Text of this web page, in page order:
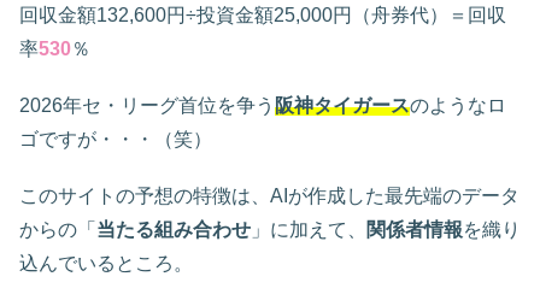
回収金額132,600円÷投資金額25,000円（舟券代）＝回収
率530％
2026年セ・リーグ首位を争う 阪神タイガースのようなロ
ゴですが・・・（笑）
このサイトの予想の特徴は、AIが作成した最先端のデータ
からの「 当たる組み合わせ 」に加えて、 関係者情報を織り
込んでいるところ。